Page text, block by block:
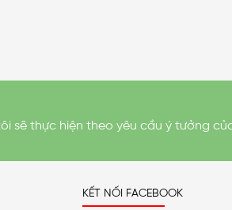
sẽ thực hiện theo yêu cầu ý tưởng
KẾT NỐI FACEBOOK